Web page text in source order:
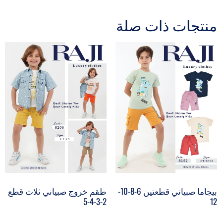
منتجات ذات صلة
بيجاما صبياني قطعتين 6-8-10-
12
طقم خروج صبياني ثلاث قطع
2-3-4-5